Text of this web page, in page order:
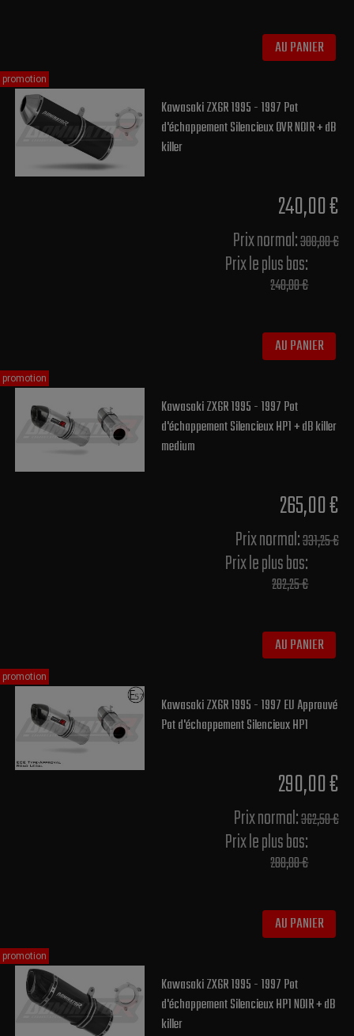
AU PANIER
Kawasaki ZX6R 1995 - 1997 Pot
d'échappement Silencieux OVR NOIR + dB
killer
240,00 €
Prix normal​:300,00 €
Prix le plus bas:
240,00 €
AU PANIER
promotion
Kawasaki ZX6R 1995 - 1997 Pot
d'échappement Silencieux HP1 + dB killer
medium
265,00 €
Prix normal​:331,25 €
Prix le plus bas:
282,25 €
AU PANIER
promotion
Kawasaki ZX6R 1995 - 1997 EU Approuvé
Pot d'échappement Silencieux HP1
290,00 €
Prix normal​:362,50 €
Prix le plus bas:
288,00 €
AU PANIER
promotion
Kawasaki ZX6R 1995 - 1997 Pot
d'échappement Silencieux HP1 NOIR + dB
killer
promotion